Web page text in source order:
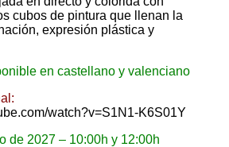
cubos de pintura que llenan la
expresión plástica y
en castellano y valenciano
watch?v=S1N1-K6S01Y
de 2027 – 10:00h y 12:00h